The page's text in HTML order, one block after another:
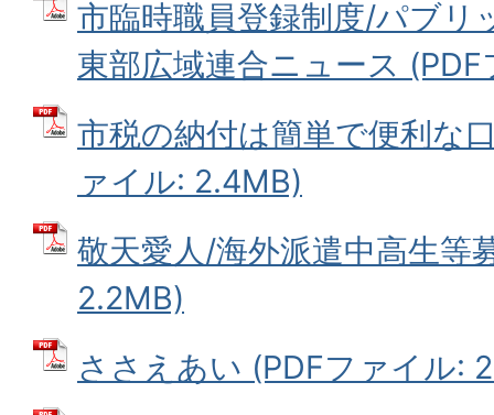
市臨時職員登録制度/パブリ
東部広域連合ニュース
市税の納付は簡単で便利な
ァイル: 2.4MB)
敬天愛人/海外派遣中高生等
2.2MB)
ささえあい (PDFファイル: